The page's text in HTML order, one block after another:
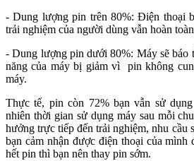
- Dung lượng pin trên 80%: Điện thoại
trải nghiệm của người dùng vẫn hoàn
- Dung lượng pin dưới 80%: Máy sẽ báo
năng của máy bị giảm vì pin không
máy.
Thực tế, pin còn 72% bạn vẫn sử
nhiên thời gian sử dụng máy sau mỗi
hưởng trực tiếp đến trải nghiệm, nhu cầu
bạn cảm nhận được điện thoại của mình
hết pin thì bạn nên thay pin sớm.